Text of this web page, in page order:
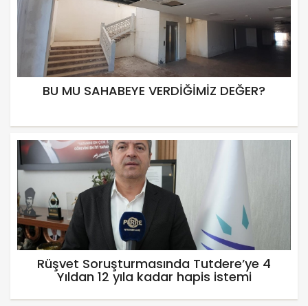
BU MU SAHABEYE VERDİĞİMİZ DEĞER?
Rüşvet Soruşturmasında Tutdere’ye 4
Yıldan 12 yıla kadar hapis istemi